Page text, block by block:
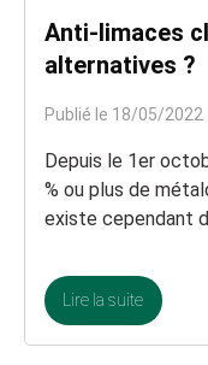
Anti-limaces
alternatives ?
Publié le 18/05/2022
Depuis le 1er
% ou plus de
existe cependant
Lire la suite